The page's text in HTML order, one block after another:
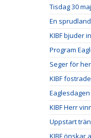
Tisdag 30
En
KIBF bjuder
Program
Seger för
KIBF
KIBF Herr
Uppstart
KIBF önskar